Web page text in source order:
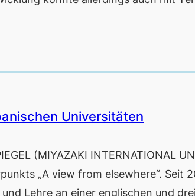
Universitäten
(MIYAZAKI INTERNATIONAL
„A view from elsewhere“.
Lehre an einer englischen und